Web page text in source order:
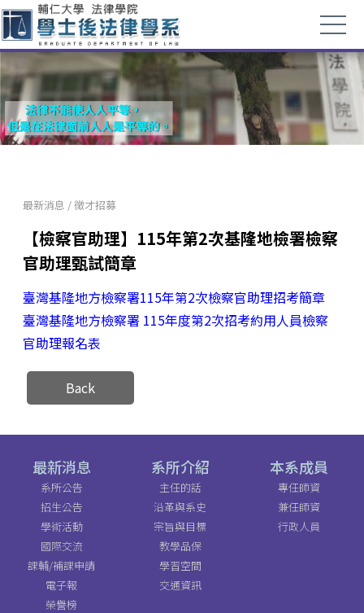
最新消息 /徵才招募
【檢察官助理】115年第2次基隆地檢署檢察
官助理甄試簡章
臺灣基隆地方檢察署115年第2次檢察官助理招考簡章
臺灣基隆地方檢察署 115年度第2次招考約用人員檢察
官助理報名表
Back
最新消息
系所公告
招生公告
學術活動
國際交流
課輔/補課申請
電子報
榮譽榜
系所介紹
主任的話
沿革與系史
宗旨與目標
教學品保
學習空間
交通資訊
本系成員
專任師資
兼任師資
行政人員